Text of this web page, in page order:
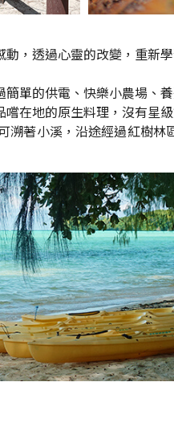
，透過心靈的改變，重新
單的供電、快樂小農場、
在地的原生料理，沒有星
著小溪，沿途經過紅樹林